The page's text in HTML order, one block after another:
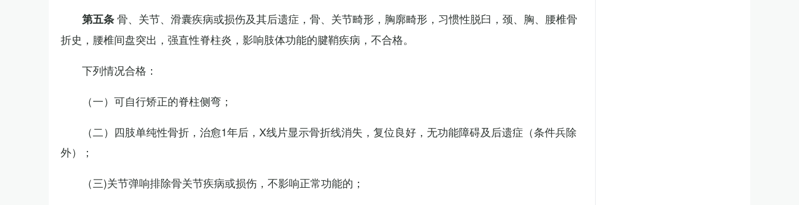
第五条骨、关节、滑囊疾病或损伤及其后遗症，骨、关节畸形，胸廓畸形，习惯性脱臼，颈、胸、腰椎骨
折史，腰椎间盘突出，强直性脊柱炎，影响肢体功能的腱鞘疾病，不合格。
下列情况合格：
（一）可自行矫正的脊柱侧弯；
（二）四肢单纯性骨折，治愈1年后，X线片显示骨折线消失，复位良好，无功能障碍及后遗症（条件兵除
外）；
（三)关节弹响排除骨关节疾病或损伤，不影响正常功能的；